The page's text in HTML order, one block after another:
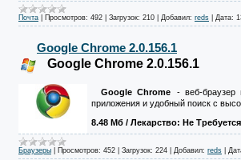
Почта Просмотров: 492 Загрузок: 210 Добавил: reds Дата:
Google Chrome 2.0.156.1
Google Chrome 2.0.156.1
Google Chrome
- веб-браузер
приложения и удобный поиск с
8.48 Мб / Лекарство: Не Требуется
Браузеры Просмотров: 452 Загрузок: 224 Добавил: reds